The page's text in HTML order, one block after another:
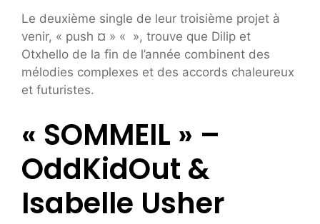
Le deuxième single de leur troisième projet à
venir, « push ¤ » « », trouve que Dilip et
Otxhello de la fin de l’année combinent des
mélodies complexes et des accords chaleureux
et futuristes.
« SOMMEIL » –
OddKidOut &
Isabelle Usher